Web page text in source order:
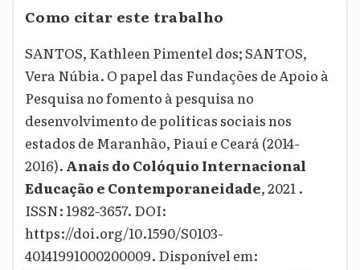
Como citar este trabalho
SANTOS, Kathleen Pimentel dos; SANTOS,
Vera Núbia. O papel das Fundações de Apoio à
Pesquisa no fomento à pesquisa no
desenvolvimento de políticas sociais nos
estados de Maranhão, Piauí e Ceará (2014-
2016). Anais do Colóquio Internacional
Educação e Contemporaneidade, 2021 .
ISSN: 1982-3657. DOI:
https://doi.org/10.1590/S0103-
40141991000200009. Disponível em: